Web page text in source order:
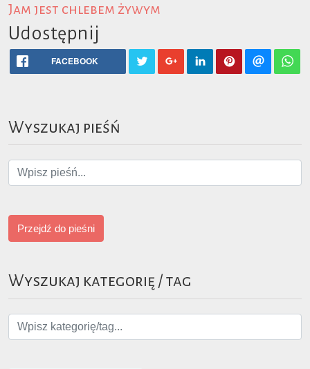
Jam jest chlebem żywym
Udostępnij
FACEBOOK
Wyszukaj pieśń
Przejdź do pieśni
Wyszukaj kategorię / tag